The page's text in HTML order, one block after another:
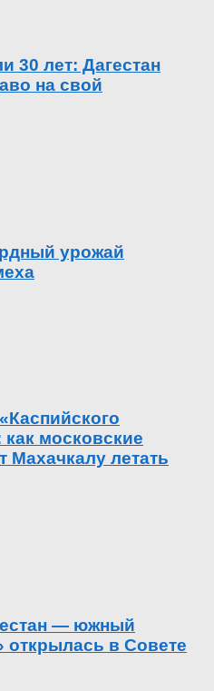
30 лет: Дагестан
на свой
урожай
московские
Махачкалу летать
— южный
открылась в Совете